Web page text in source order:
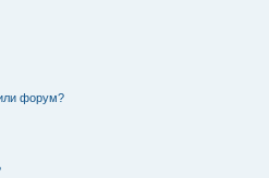
форум?